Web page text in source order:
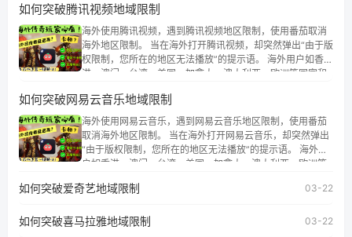
如何突破腾讯视频地域限制
海外使用腾讯视频，遇到腾讯视频地区限制，使用番茄取消
海外地区限制。 当在海外打开腾讯视频，却突然弹出“由于版
权限制，您所在的地区无法播放”的提示语。 海外用户如香
港、澳门、台湾、美国、加拿大、澳大利亚、欧洲等国家和
权限制问题，且仅能在中国大陆地区播放。 遇到这个问题的
朋友们，使用番茄回国加速器，即可解决「海外用户收听腾
讯视频地区版权限制」的问题，无论人在香港、澳门、台
湾、美国、加拿大、澳大利亚、欧洲等国家和地区工作、留
学、定居等，都可以使用，不再因地区和版权限制所困扰。
如何突破网易云音乐地域限制
海外使用网易云音乐，遇到网易云音乐地区限制，使用番茄
取消海外地区限制。 当在海外打开网易云音乐，却突然弹出
“由于版权限制，您所在的地区无法播放”的提示语。 海外用
户如香港、澳门、台湾、美国、加拿大、澳大利亚、欧洲等
地区及版权限制问题，且仅能在中国大陆地区播放。 遇到这
户收听网易云音乐地区版权限制」的问题，无论人在香港、
如何突破爱奇艺地域限制 03-22
如何突破喜马拉雅地域限制 03-22